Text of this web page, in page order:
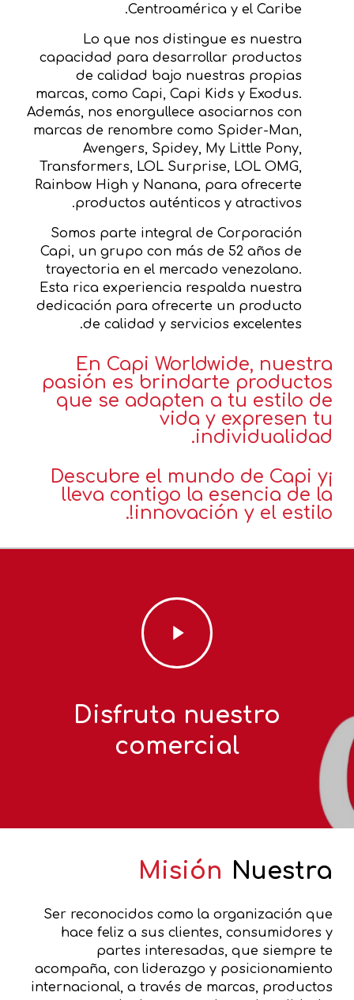
Centroamérica y el Caribe.
Lo que nos distingue es nuestra
capacidad para desarrollar productos
de calidad bajo nuestras propias
marcas, como Capi, Capi Kids y Exodus.
Además, nos enorgullece asociarnos con
marcas de renombre como Spider-Man,
Avengers, Spidey, My Little Pony,
Transformers, LOL Surprise, LOL OMG,
Rainbow High y Nanana, para ofrecerte
productos auténticos y atractivos.
Somos parte integral de Corporación
Capi, un grupo con más de 52 años de
trayectoria en el mercado venezolano.
Esta rica experiencia respalda nuestra
dedicación para ofrecerte un producto
de calidad y servicios excelentes.
En Capi Worldwide, nuestra
pasión es brindarte productos
que se adapten a tu estilo de
vida y expresen tu
individualidad.
¡Descubre el mundo de Capi y
lleva contigo la esencia de la
innovación y el estilo!.
Play
Video
Disfruta nuestro
comercial
Nuestra
Misión
Ser reconocidos como la organización que
hace feliz a sus clientes, consumidores y
partes interesadas, que siempre te
acompaña, con liderazgo y posicionamiento
internacional, a través de marcas, productos